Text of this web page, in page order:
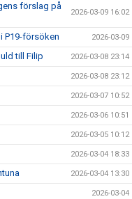
förslag på
2026-03-09 16:02
P19-försöken 2026-03-09
till Filip 2026-03-08 23:14
2026-03-08 23:12
2026-03-07 10:52
2026-03-06 10:51
2026-03-05 10:12
2026-03-04 18:33
2026-03-04 13:30
2026-03-04